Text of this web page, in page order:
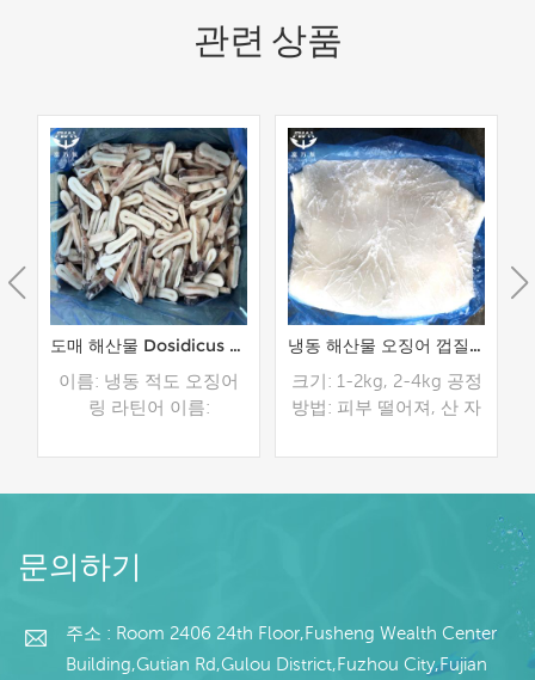
관련 상품
도매 해산물 Dosidicus Gigas 오징어 링 판매
이름: 냉동 적도 오징어
링 라틴어 이름:
도 오징어 크기: 2.5 -
냉동 해산물 오징어 껍질없는 페루 오징어 필레 도매
크기: 1-2kg, 2-4kg 공정
방법: 피부 떨어져, 산 자
위한 폴리 부대, 외부 패
문의하기
주소 : Room 2406 24th Floor,Fusheng Wealth Center
Building,Gutian Rd,Gulou District,Fuzhou City,Fujian